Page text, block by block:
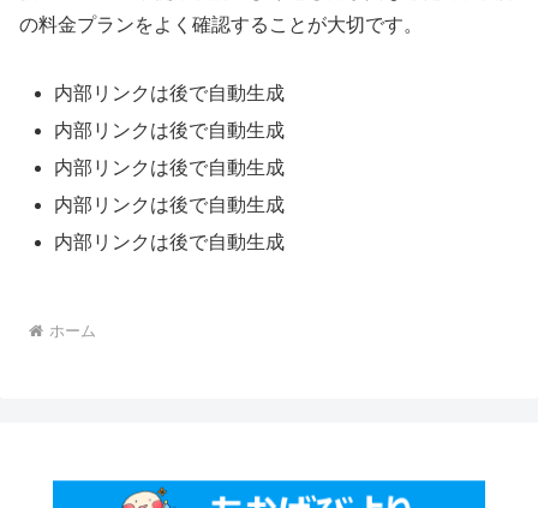
の料金プランをよく確認することが大切です。
内部リンクは後で自動生成
内部リンクは後で自動生成
内部リンクは後で自動生成
内部リンクは後で自動生成
内部リンクは後で自動生成
ホーム